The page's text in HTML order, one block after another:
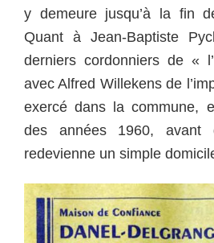
y demeure jusqu’à la fin
Quant à Jean-Baptiste
derniers cordonniers de «
avec Alfred Willekens de
exercé dans la commune,
des années 1960, avant
redevienne un simple